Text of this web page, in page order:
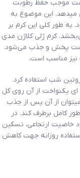
موجب حفظ رطوبت
میدهد. این موضوع به
طور کلی این کرم بر
کرم ژلی کلاژن مدی
پخش و جذب می‌شود.
مناسب است.
شب استفاده کرد.
یکنواخت از آن روی کل
از آن پس از جذب
کامل برطرف کند. در
خاصیت ارتجاعی، تسکین
روزانه جهت کاهش